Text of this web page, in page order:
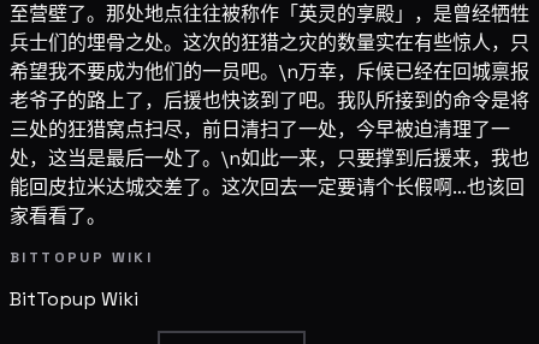
至营壁了。那处地点往往被称作「英灵的享殿」，是曾经牺牲
兵士们的埋骨之处。这次的狂猎之灾的数量实在有些惊人，只
希望我不要成为他们的一员吧。\n万幸，斥候已经在回城禀报
老爷子的路上了，后援也快该到了吧。我队所接到的命令是将
三处的狂猎窝点扫尽，前日清扫了一处，今早被迫清理了一
处，这当是最后一处了。\n如此一来，只要撑到后援来，我也
能回皮拉米达城交差了。这次回去一定要请个长假啊…也该回
家看看了。
BITTOPUP WIKI
BitTopup Wiki